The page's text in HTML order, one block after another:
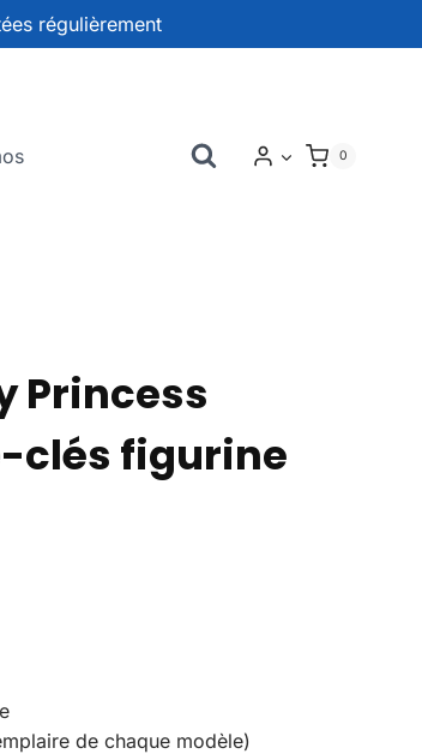
régulièrement
0
Princess
clés figurine
de chaque modèle)